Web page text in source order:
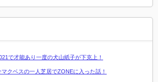
で才能あり一度の犬山紙子が下克上！
クベスの一人芝居でZONEに入った話！